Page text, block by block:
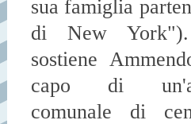
sua famiglia
di New
sostiene
capo di
comunale di